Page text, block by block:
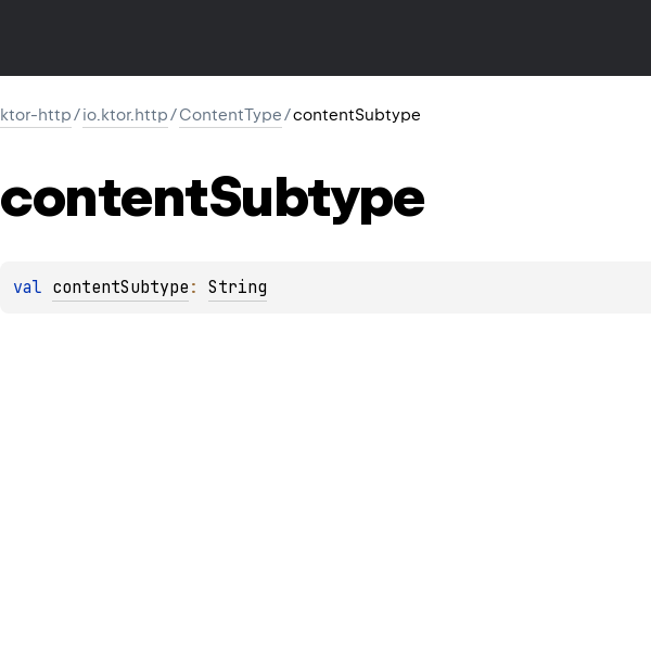
ktor-http/io.ktor.http/ContentType/contentSubtype
contentSubtype
val contentSubtype : String